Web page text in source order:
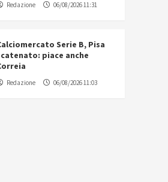
Redazione 06/08/2026 11:31
Serie B, Pisa
piace anche
Redazione 06/08/2026 11:03